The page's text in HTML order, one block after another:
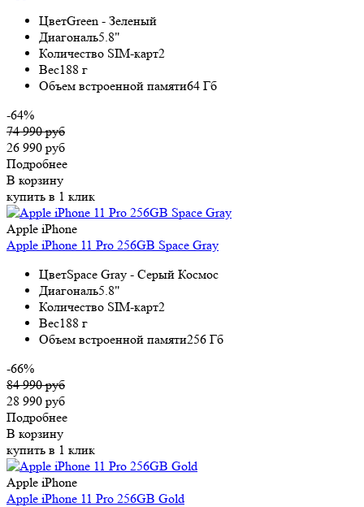
ЦветGreen - Зеленый
Диагональ5.8"
Количество SIM-карт2
Вес188 г
Объем встроенной памяти64 Гб
-64%
74 990 руб
26 990 руб
Подробнее
В корзину
купить в 1 клик
Apple iPhone
Apple iPhone 11 Pro 256GB Space Gray
ЦветSpace Gray - Серый Космос
Диагональ5.8"
Количество SIM-карт2
Вес188 г
Объем встроенной памяти256 Гб
-66%
84 990 руб
28 990 руб
Подробнее
В корзину
купить в 1 клик
Apple iPhone
Apple iPhone 11 Pro 256GB Gold